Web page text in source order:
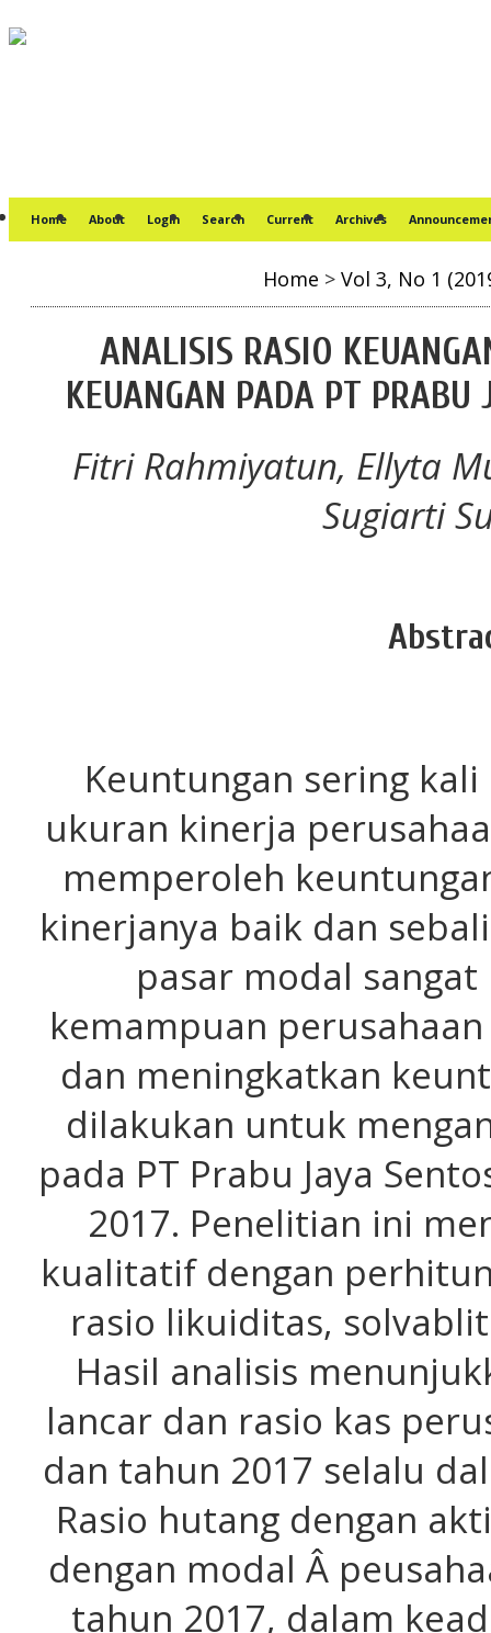
Home About Login Search Current Archives
Home > Vol 3, No 1
ANALISIS RASIO
KEUANGAN PADA PT PRABU
Fitri Rahmiyatun, Ellyta
Sugiarti
Keuntungan sering
ukuran kinerja
memperoleh
kinerjanya baik dan
pasar modal
kemampuan
dan meningkatkan
dilakukan untuk
pada PT Prabu Jaya
2017. Penelitian ini
kualitatif dengan
rasio likuiditas,
Hasil analisis
lancar dan rasio kas
dan tahun 2017 selalu
Rasio hutang dengan
dengan modal Â
tahun 2017, dalam